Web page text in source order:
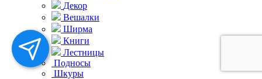
Декор
Вешалки
Ширма
Книги
Лестницы
Подносы
Шкуры